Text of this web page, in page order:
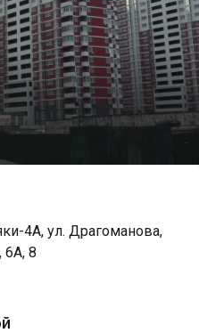
4А, ул. Драгоманова,
6А, 8